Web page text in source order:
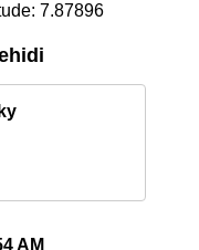
7.87896
AM